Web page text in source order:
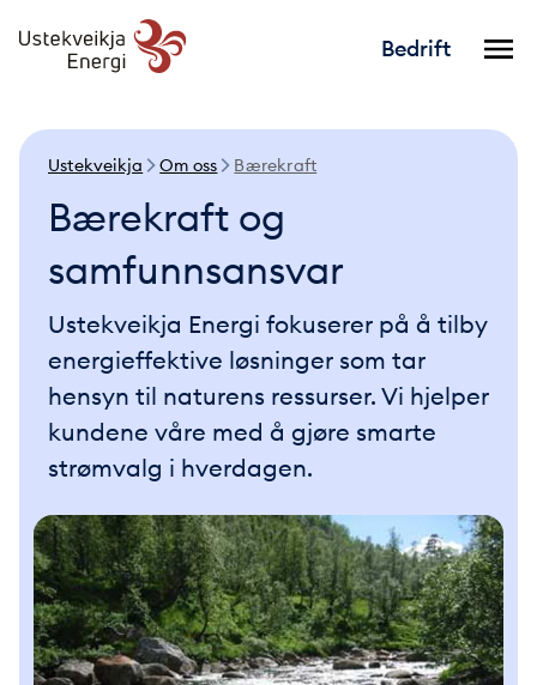
Bedrift
Ustekveikja Om oss Bærekraft
Bærekraft og
samfunnsansvar
Ustekveikja Energi fokuserer på å tilby
energieffektive løsninger som tar
hensyn til naturens ressurser. Vi hjelper
kundene våre med å gjøre smarte
strømvalg i hverdagen.